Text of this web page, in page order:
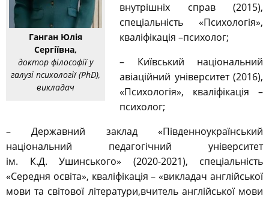
Ганган Юлія
Сергіївна,
доктор філософії у
галузі психології (PhD),
викладач
внутрішніх справ (2015),
спеціальність «Психологія»,
кваліфікація –психолог;
– Київський національний
авіаційний університет (2016),
«Психологія», кваліфікація –
психолог;
– Державний заклад «Південноукраїнський
національний педагогічний університет
ім. К.Д. Ушинського» (2020-2021), спеціальність
«Середня освіта», кваліфікація – «викладач англійської
мови та світової літератури,вчитель англійської мови